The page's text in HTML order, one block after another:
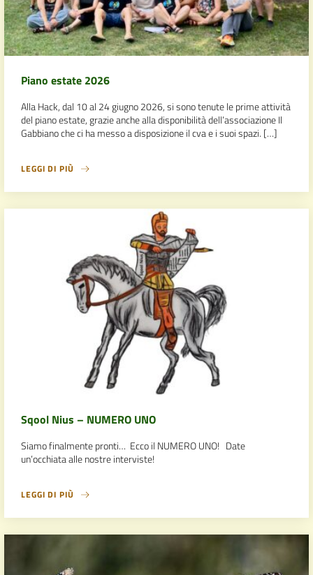
Piano estate 2026
Alla Hack, dal 10 al 24 giugno 2026, si sono tenute le prime attività
del piano estate, grazie anche alla disponibilità dell’associazione Il
Gabbiano che ci ha messo a disposizione il cva e i suoi spazi. […]
LEGGI DI PIÙ
Sqool Nius – NUMERO UNO
Siamo finalmente pronti… Ecco il NUMERO UNO! Date
un’occhiata alle nostre interviste!
LEGGI DI PIÙ